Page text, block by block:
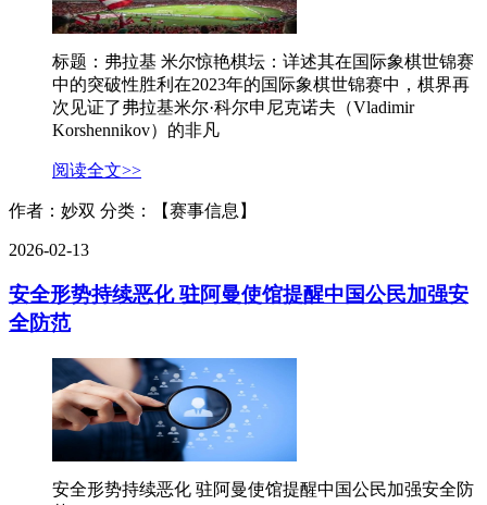
标题：弗拉基 米尔惊艳棋坛：详述其在国际象棋世锦赛
中的突破性胜利在2023年的国际象棋世锦赛中，棋界再
次见证了弗拉基米尔·科尔申尼克诺夫（Vladimir
Korshennikov）的非凡
阅读全文>>
作者：妙双 分类：【赛事信息】
2026-02-13
安全形势持续恶化 驻阿曼使馆提醒中国公民加强安
全防范
安全形势持续恶化 驻阿曼使馆提醒中国公民加强安全防